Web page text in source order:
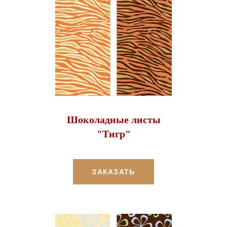
Шоколадные листы
"Тигр"
ЗАКАЗАТЬ